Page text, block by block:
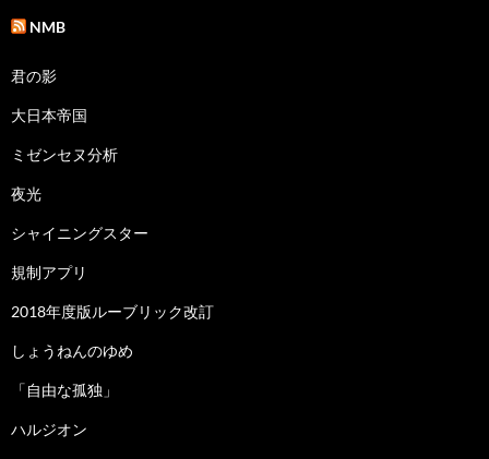
NMB
君の影
大日本帝国
ミゼンセヌ分析
夜光
シャイニングスター
規制アプリ
2018年度版ルーブリック改訂
しょうねんのゆめ
「自由な孤独」
ハルジオン